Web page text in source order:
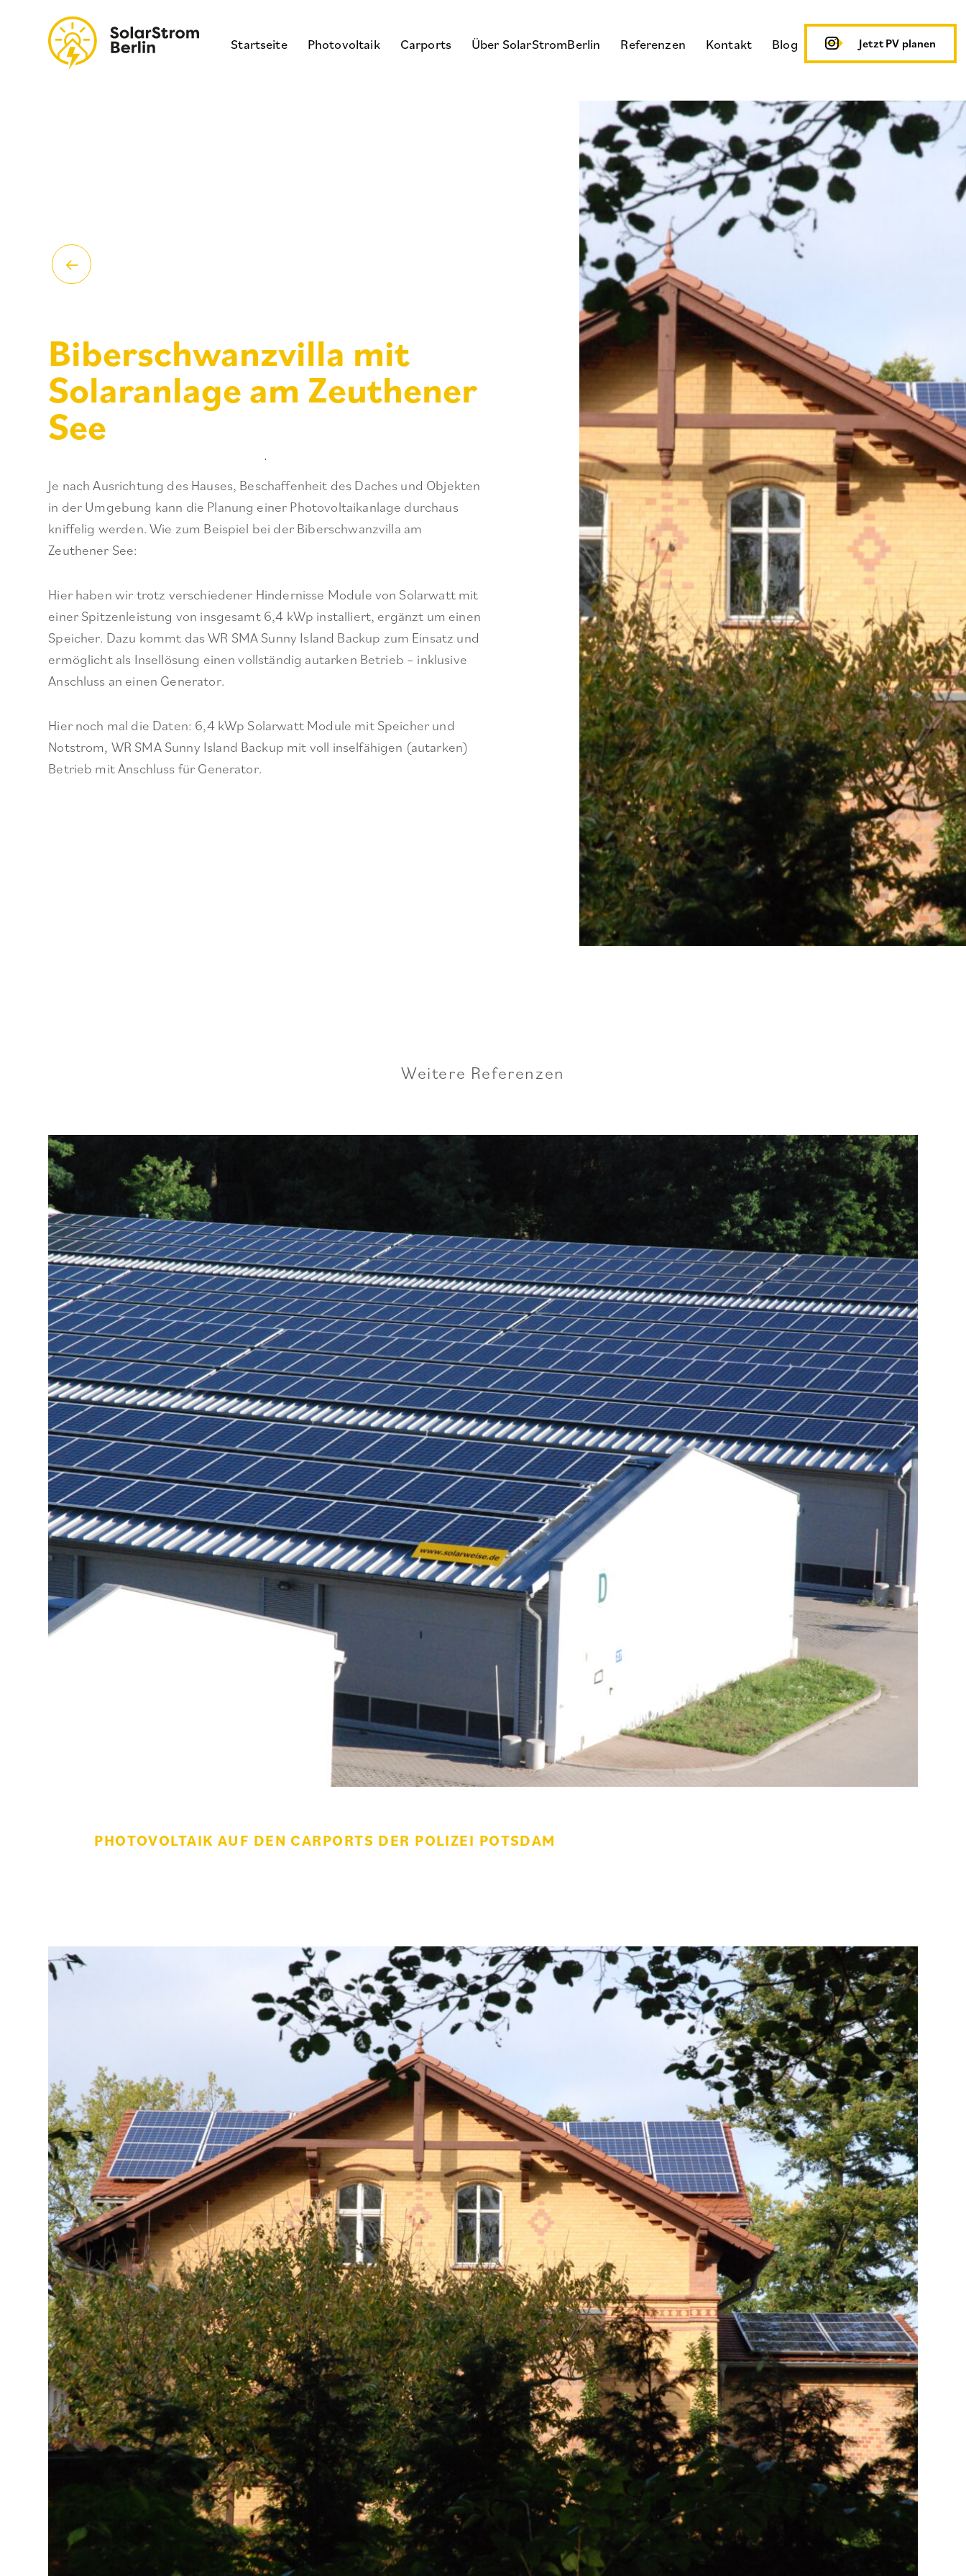
Startseite Photovoltaik Carports Über SolarStromBerlin Referenzen Kontakt Blog Jetzt PV planen
Biberschwanzvilla mit
Solaranlage am Zeuthener
See
Je nach Ausrichtung des Hauses, Beschaffenheit des Daches und Objekten
in der Umgebung kann die Planung einer Photovoltaikanlage durchaus
kniffelig werden. Wie zum Beispiel bei der Biberschwanzvilla am
Zeuthener See:
Hier haben wir trotz verschiedener Hindernisse Module von Solarwatt mit
einer Spitzenleistung von insgesamt 6,4 kWp installiert, ergänzt um einen
Speicher. Dazu kommt das WR SMA Sunny Island Backup zum Einsatz und
ermöglicht als Insellösung einen vollständig autarken Betrieb – inklusive
Anschluss an einen Generator.
Hier noch mal die Daten: 6,4 kWp Solarwatt Module mit Speicher und
Notstrom, WR SMA Sunny Island Backup mit voll inselfähigen (autarken)
Betrieb mit Anschluss für Generator.
Weitere Referenzen
PHOTOVOLTAIK AUF DEN CARPORTS DER POLIZEI POTSDAM